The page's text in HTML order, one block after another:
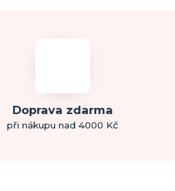
Doprava zdarma
při nákupu nad 4000 Kč